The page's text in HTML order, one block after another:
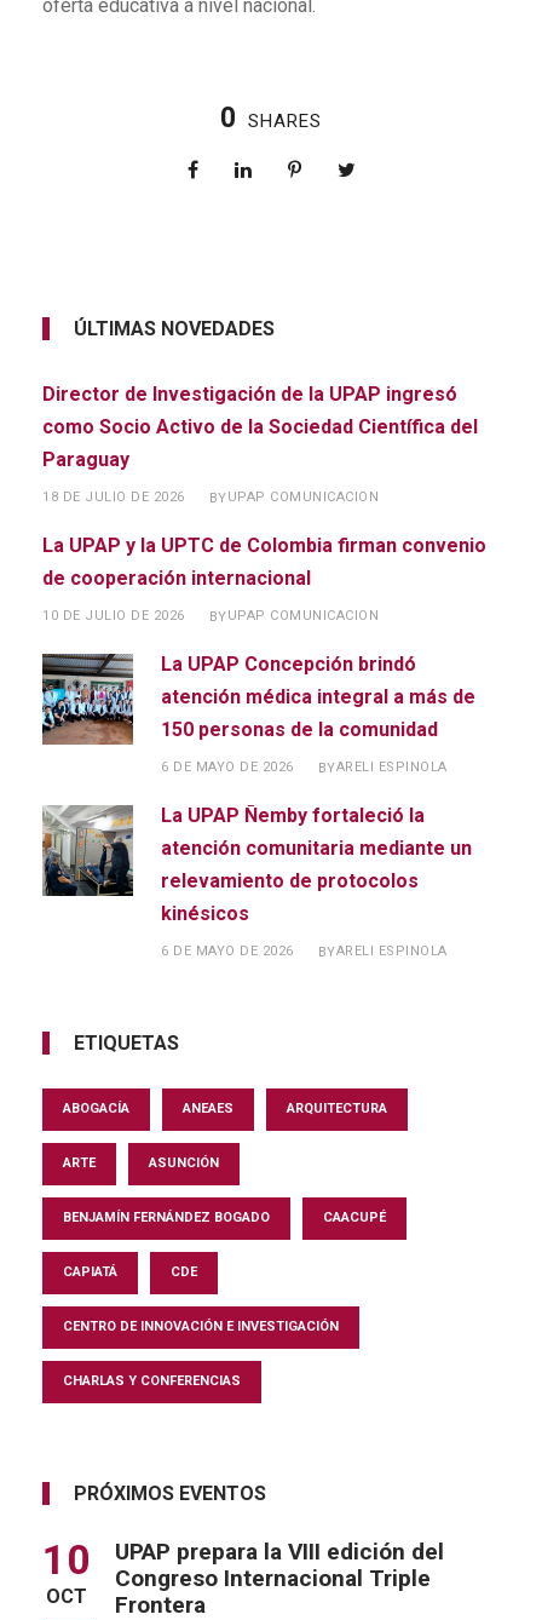
oferta educativa a nivel nacional.
0 SHARES
ÚLTIMAS NOVEDADES
Director de Investigación de la UPAP ingresó
como Socio Activo de la Sociedad Científica del
Paraguay
18 DE JULIO DE 2026 BYUPAP COMUNICACION
La UPAP y la UPTC de Colombia firman convenio
de cooperación internacional
10 DE JULIO DE 2026 BYUPAP COMUNICACION
La UPAP Concepción brindó
atención médica integral a más de
150 personas de la comunidad
6 DE MAYO DE 2026 BYARELI ESPINOLA
La UPAP Ñemby fortaleció la
atención comunitaria mediante un
relevamiento de protocolos
kinésicos
6 DE MAYO DE 2026 BYARELI ESPINOLA
ETIQUETAS
ABOGACÍA ANEAES ARQUITECTURA
ARTE ASUNCIÓN
BENJAMÍN FERNÁNDEZ BOGADO CAACUPÉ
CAPIATÁ CDE
CENTRO DE INNOVACIÓN E INVESTIGACIÓN
CHARLAS Y CONFERENCIAS
PRÓXIMOS EVENTOS
10
OCT
UPAP prepara la VIII edición del
Congreso Internacional Triple
Frontera